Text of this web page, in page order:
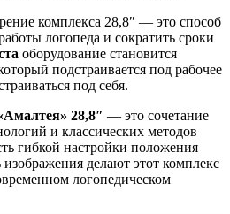
комплекса 28,8″ — это способ
логопеда и сократить сроки
оборудование становится
подстраивается под рабочее
под себя.
28,8″ — это сочетание
и классических методов
гибкой настройки положения
изображения делают этот комплекс
логопедическом